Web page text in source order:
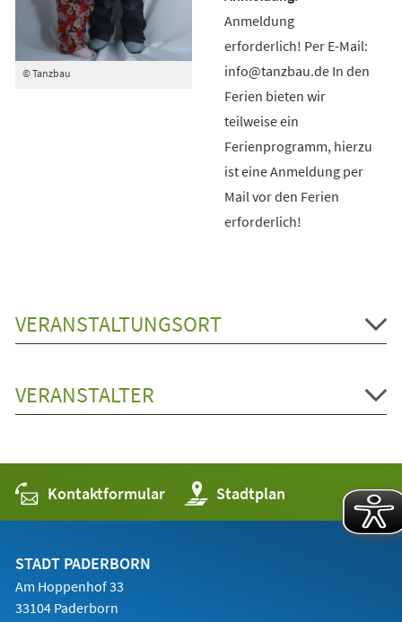
© Tanzbau
Anmeldung
erforderlich! Per E-Mail:
info@tanzbau.de In den
Ferien bieten wir
teilweise ein
Ferienprogramm, hierzu
ist eine Anmeldung per
Mail vor den Ferien
erforderlich!
VERANSTALTUNGSORT
VERANSTALTER
Kontaktformular Stadtplan
(Öffnet
in
einem
STADT PADERBORN
Am Hoppenhof 33
33104 Paderborn